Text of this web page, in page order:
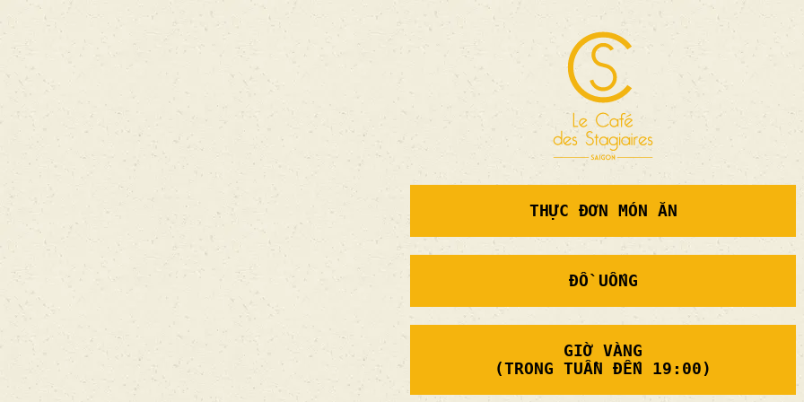
THỰC ĐƠN MÓN ĂN
ĐỒ UỐNG
GIỜ VÀNG
(TRONG TUẦN ĐẾN 19:00)